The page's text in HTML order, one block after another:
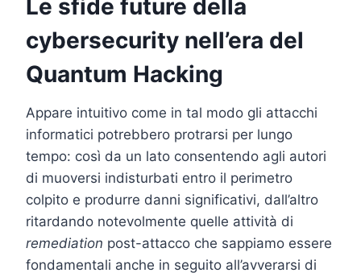
Le sfide future della
cybersecurity nell’era del
Quantum Hacking
Appare intuitivo come in tal modo gli attacchi
informatici potrebbero protrarsi per lungo
tempo: così da un lato consentendo agli autori
di muoversi indisturbati entro il perimetro
colpito e produrre danni significativi, dall’altro
ritardando notevolmente quelle attività di
remediation post-attacco che sappiamo essere
fondamentali anche in seguito all’avverarsi di